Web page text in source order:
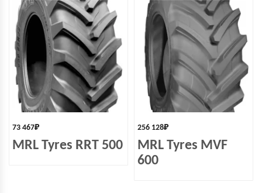
73 467₽
MRL Tyres RRT 500
256 128₽
MRL Tyres MVF
600